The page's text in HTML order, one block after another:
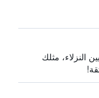
النزلاء، مثلك